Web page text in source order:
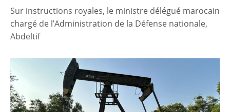
Sur instructions royales, le ministre délégué marocain
chargé de l’Administration de la Défense nationale,
Abdeltif